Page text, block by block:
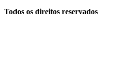
Todos os direitos reservados